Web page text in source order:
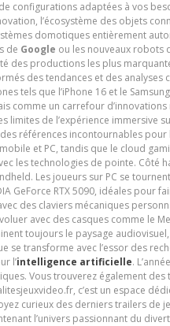
configurations adaptées à vos
l’écosystème des objets
domotiques entièrement
de Google ou les nouveaux robots
des productions les plus
des tendances et des analyses
tels que l’iPhone 16 et le Samsung
comme un carrefour d’innovations
limites de l’expérience immersive
références incontournables
et PC, tandis que le cloud
les technologies de pointe. Côté
Les joueurs sur PC se
GeForce RTX 5090, idéales pour
des claviers mécaniques
avec des casques comme le
toujours le paysage
se transforme avec l’essor des
l’intelligence artificielle.
Vous trouverez également des
c’est un espace
curieux des derniers trailers de
l’univers passionnant du